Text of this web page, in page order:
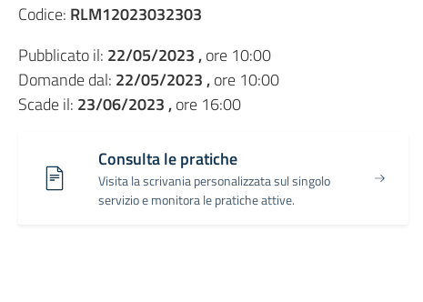
Codice: RLM12023032303
Pubblicato il: 22/05/2023 ,ore 10:00
Domande dal: 22/05/2023 ,ore 10:00
Scade il: 23/06/2023 ,ore 16:00
Consulta le pratiche
Visita la scrivania personalizzata sul singolo
servizio e monitora le pratiche attive.